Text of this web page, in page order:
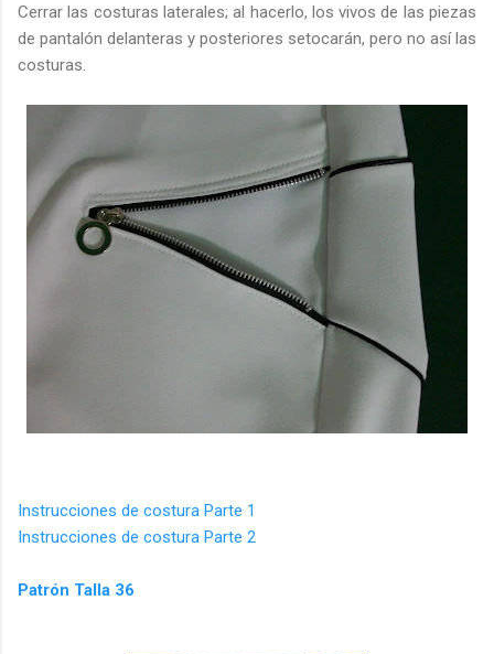
Cerrar las costuras laterales; al hacerlo, los vivos de las piezas
de pantalón delanteras y posteriores setocarán, pero no así las
costuras.
Instrucciones de costura Parte 1
Instrucciones de costura Parte 2
Patrón Talla 36